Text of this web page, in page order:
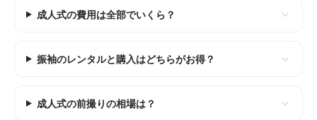
成人式の費用は全部でいくら？
振袖のレンタルと購入はどちらがお得？
成人式の前撮りの相場は？